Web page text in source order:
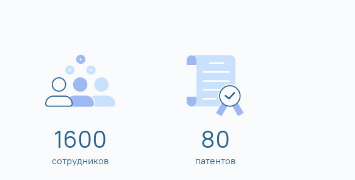
1600
сотрудников
80
патентов